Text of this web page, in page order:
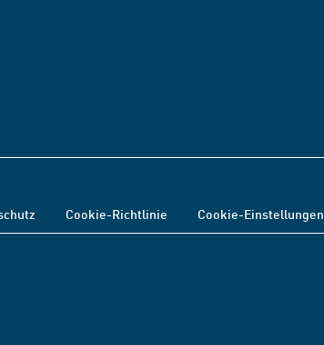
Cookie-Richtlinie Cookie-Einstellungen